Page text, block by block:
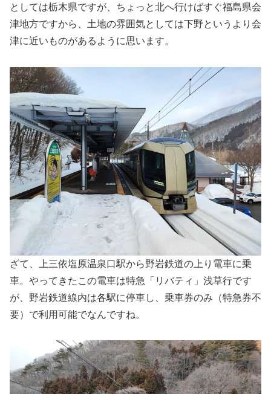
としては栃木県ですが、ちょっと北へ行けばすぐ福島県会
津地方ですから、土地の雰囲気としては下野というより会
津に近いものがあるように思います。
ざて、上三依塩原温泉口駅から野岩鉄道の上り電車に乗
車。やってきたこの電車は特急「リバティ」浅草行です
が、野岩鉄道線内は各駅に停車し、乗車券のみ（特急券不
要）で利用可能でなんですね。